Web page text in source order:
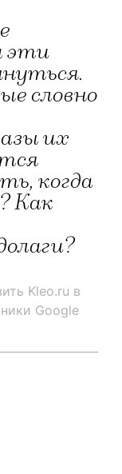
эти
словно
их
когда
Как
Kleo.ru в
Google